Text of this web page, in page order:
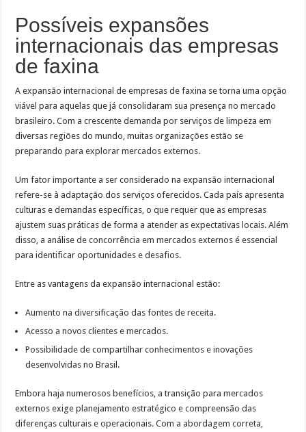
Possíveis expansões
internacionais das empresas
de faxina
A expansão internacional de empresas de faxina se torna uma opção
viável para aquelas que já consolidaram sua presença no mercado
brasileiro. Com a crescente demanda por serviços de limpeza em
diversas regiões do mundo, muitas organizações estão se
preparando para explorar mercados externos.
Um fator importante a ser considerado na expansão internacional
refere-se à adaptação dos serviços oferecidos. Cada país apresenta
culturas e demandas específicas, o que requer que as empresas
ajustem suas práticas de forma a atender as expectativas locais. Além
disso, a análise de concorrência em mercados externos é essencial
para identificar oportunidades e desafios.
Entre as vantagens da expansão internacional estão:
Aumento na diversificação das fontes de receita.
Acesso a novos clientes e mercados.
Possibilidade de compartilhar conhecimentos e inovações
desenvolvidas no Brasil.
Embora haja numerosos benefícios, a transição para mercados
externos exige planejamento estratégico e compreensão das
diferenças culturais e operacionais. Com a abordagem correta,